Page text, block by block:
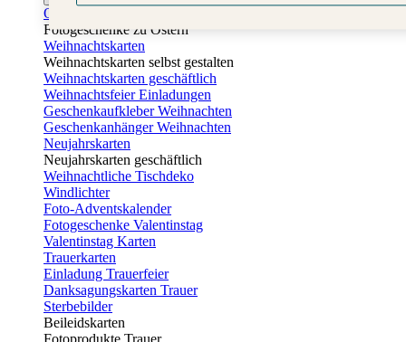
Osterkarten
Fotogeschenke zu Ostern
Weihnachtskarten
Weihnachtskarten selbst gestalten
Weihnachtskarten geschäftlich
Weihnachtsfeier Einladungen
Geschenkaufkleber Weihnachten
Geschenkanhänger Weihnachten
Neujahrskarten
Neujahrskarten geschäftlich
Weihnachtliche Tischdeko
Windlichter
Foto-Adventskalender
Fotogeschenke Valentinstag
Valentinstag Karten
Trauerkarten
Einladung Trauerfeier
Danksagungskarten Trauer
Sterbebilder
Beileidskarten
Fotoprodukte Trauer